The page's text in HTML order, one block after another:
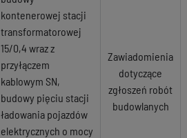
kontenerowej stacji
transformatorowej
15/0,4 wraz z
przyłączem
kablowym SN,
budowy pięciu stacji
ładowania pojazdów
elektrycznych o mocy
Zawiadomienia
dotyczące
zgłoszeń robót
budowlanych